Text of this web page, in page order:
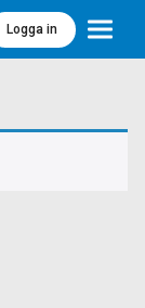
Logga in Meny